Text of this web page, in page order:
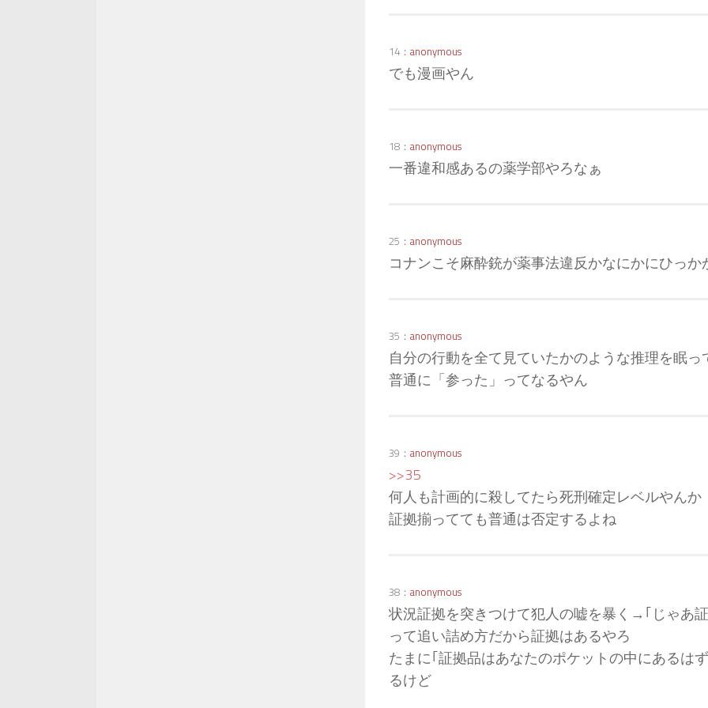
14： anonymous
でも漫画やん
18： anonymous
一番違和感あるの薬学部やろなぁ
25： anonymous
コナンこそ麻酔銃が薬事法違反かなにかにひっか
35： anonymous
自分の行動を全て見ていたかのような推理を眠
普通に「参った」ってなるやん
39： anonymous
>>35
何人も計画的に殺してたら死刑確定レベルやんか
証拠揃ってても普通は否定するよね
38： anonymous
状況証拠を突きつけて犯人の嘘を暴く→｢じゃあ
って追い詰め方だから証拠はあるやろ
たまに｢証拠品はあなたのポケットの中にあるは
るけど